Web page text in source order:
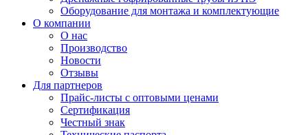
Оборудование для монтажа и комплектующие
О компании
О нас
Производство
Новости
Отзывы
Для партнеров
Прайс-листы с оптовыми ценами
Сертификация
Честный знак